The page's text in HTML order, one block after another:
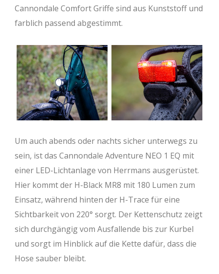
Cannondale Comfort Griffe sind aus Kunststoff und
farblich passend abgestimmt.
Um auch abends oder nachts sicher unterwegs zu
sein, ist das Cannondale Adventure NEO 1 EQ mit
einer LED-Lichtanlage von Herrmans ausgerüstet.
Hier kommt der H-Black MR8 mit 180 Lumen zum
Einsatz, während hinten der H-Trace für eine
Sichtbarkeit von 220° sorgt. Der Kettenschutz zeigt
sich durchgängig vom Ausfallende bis zur Kurbel
und sorgt im Hinblick auf die Kette dafür, dass die
Hose sauber bleibt.